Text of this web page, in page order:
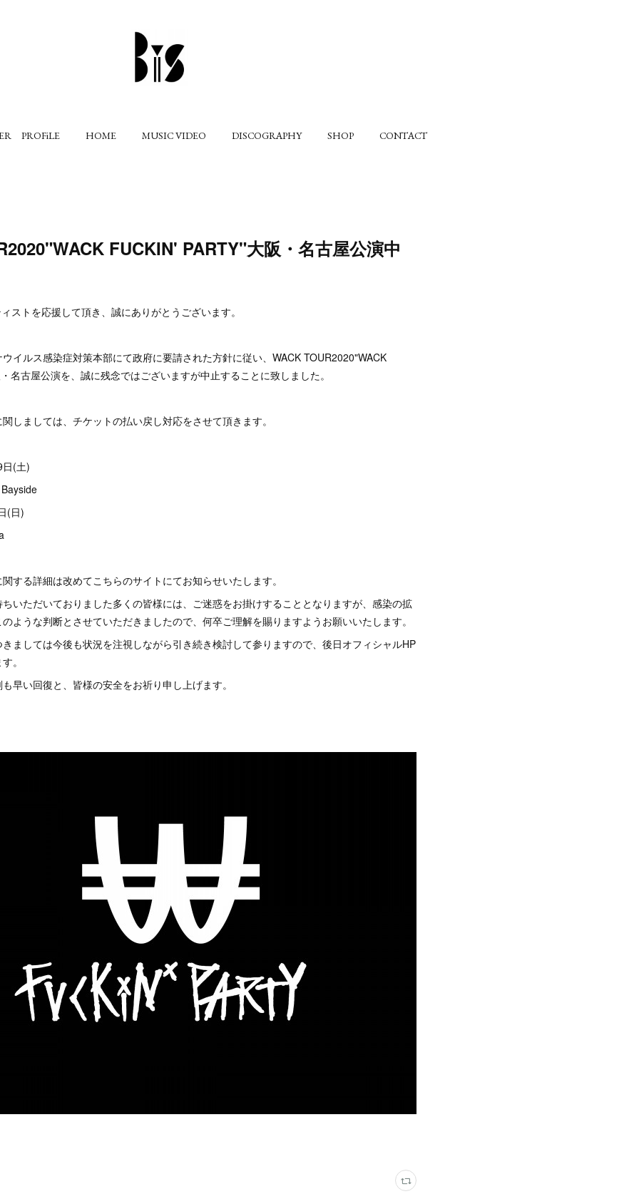
PROFiLE HOME MUSIC VIDEO DISCOGRAPHY SHOP CONTACT
FUCKIN' PARTY"大阪・名古屋公演中
ストを応援して頂き、誠にありがとうございます。
イルス感染症対策本部にて政府に要請された方針に従い、WACK TOUR2020"WACK
名古屋公演を、誠に残念ではございますが中止することに致しました。
しましては、チケットの払い戻し対応をさせて頂きます。
(土)
(日)
する詳細は改めてこちらのサイトにてお知らせいたします。
いただいておりました多くの皆様には、ご迷惑をお掛けすることとなりますが、感染の拡
ような判断とさせていただきましたので、何卒ご理解を賜りますようお願いいたします。
ましては今後も状況を注視しながら引き続き検討して参りますので、後日オフィシャルHP
。
早い回復と、皆様の安全をお祈り申し上げます。